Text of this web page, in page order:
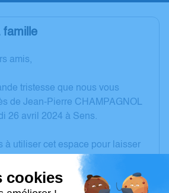
famille
amis,
tristesse que nous vous
de Jean-Pierre CHAMPAGNOL
26 avril 2024 à Sens.
à utiliser cet espace pour laisser
des photos souvenirs,
vos pensées à travers des
Cet endroit est un lieu